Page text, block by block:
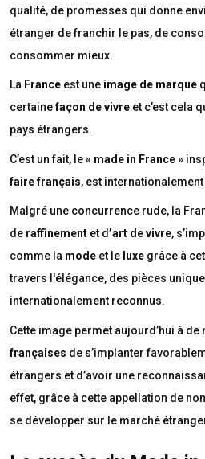
qualité, de promesses qui donne
étranger de franchir le pas, de
consommer mieux.
La France est une image de marque
certainefaçon de vivre et c’est cela
pays étrangers.
C’est un fait, le « made in France»
faire français, est
Malgré une concurrence rude, la
de raffinement et d’art de vivre,
comme la mode et le luxe grâce à
travers l'élégance, des pièces
internationalement reconnus.
Cette image permet aujourd’hui à de
françaises de s’implanter
étrangers et d’avoir une
effet, grâce à cette appellation de
se développer sur le marché